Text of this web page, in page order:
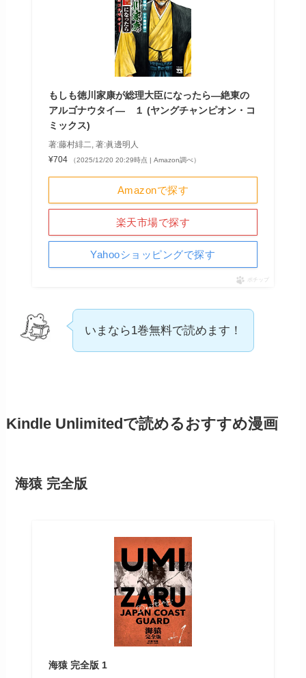
もしも徳川家康が総理大臣になったら―絶東の
アルゴナウタイ― １ (ヤングチャンピオン・コ
ミックス)
著:藤村緋二, 著:眞邊明人
¥704
（2025/12/20 20:29時点 | Amazon調べ）
Amazonで探す
楽天市場で探す
Yahooショッピングで探す
ポチップ
いまなら1巻無料で読めます！
Kindle Unlimitedで読めるおすすめ漫画
海猿 完全版
海猿 完全版 1